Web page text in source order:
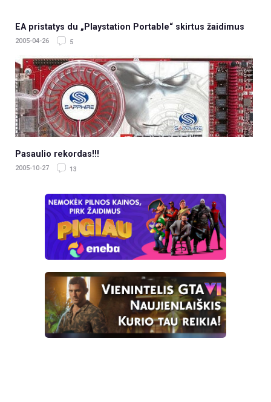
EA pristatys du „Playstation Portable“ skirtus žaidimus
2005-04-26 5
Pasaulio rekordas!!!
2005-10-27 13